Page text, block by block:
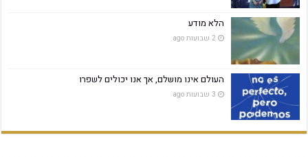
הלא מודע
2 שבועות ago
העולם אינו מושלם, אך אנו יכולים לשפרו
3 שבועות ago